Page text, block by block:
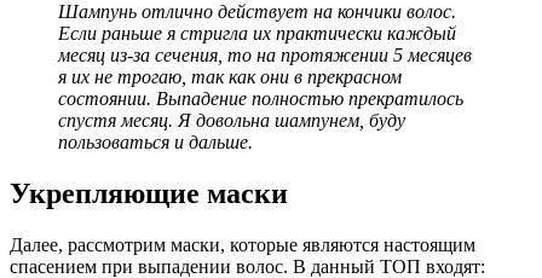
Шампунь отлично действует на кончики волос.
Если раньше я стригла их практически каждый
месяц из-за сечения, то на протяжении 5 месяцев
я их не трогаю, так как они в прекрасном
состоянии. Выпадение полностью прекратилось
спустя месяц. Я довольна шампунем, буду
пользоваться и дальше.
Укрепляющие маски
Далее, рассмотрим маски, которые являются настоящим
спасением при выпадении волос. В данный ТОП входят: